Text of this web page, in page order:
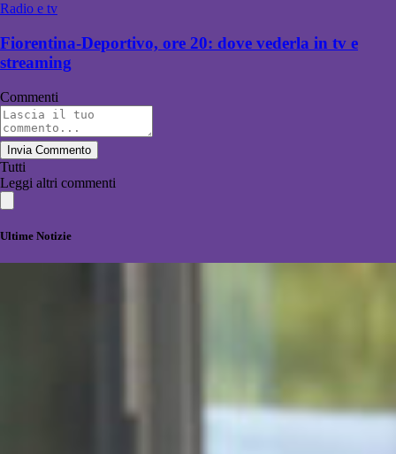
Radio e tv
Fiorentina-Deportivo, ore 20: dove vederla in tv e
streaming
Commenti
Invia Commento
Tutti
Leggi altri commenti
Ultime Notizie